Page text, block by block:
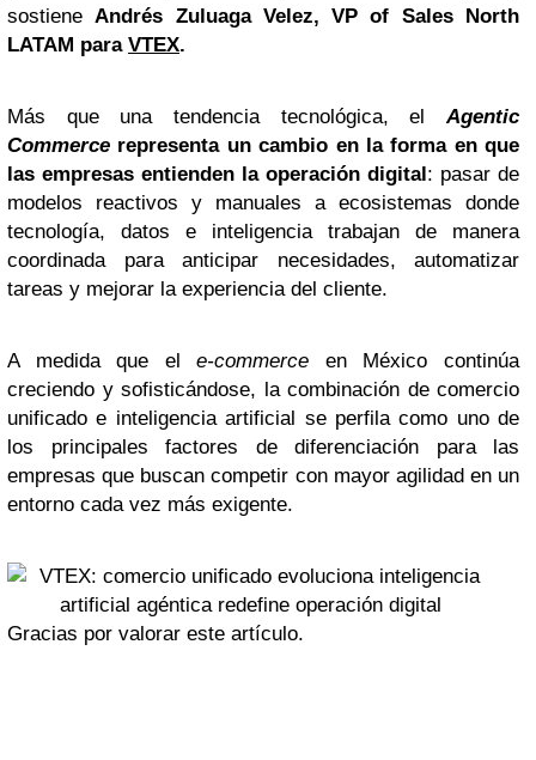
sostieneAndrés Zuluaga Velez, VP of Sales North
LATAM para VTEX.
Más que una tendencia tecnológica, elAgentic
Commerce representa un cambio en la forma en que
las empresas entienden la operación digital: pasar de
modelos reactivos y manuales a ecosistemas donde
tecnología, datos e inteligencia trabajan de manera
coordinada para anticipar necesidades, automatizar
tareas y mejorar la experiencia del cliente.
A medida que el e-commerce en México continúa
creciendo y sofisticándose, la combinación de comercio
unificado e inteligencia artificial se perfila como uno de
los principales factores de diferenciación para las
empresas que buscan competir con mayor agilidad en un
entorno cada vez más exigente.
Gracias por valorar este artículo.